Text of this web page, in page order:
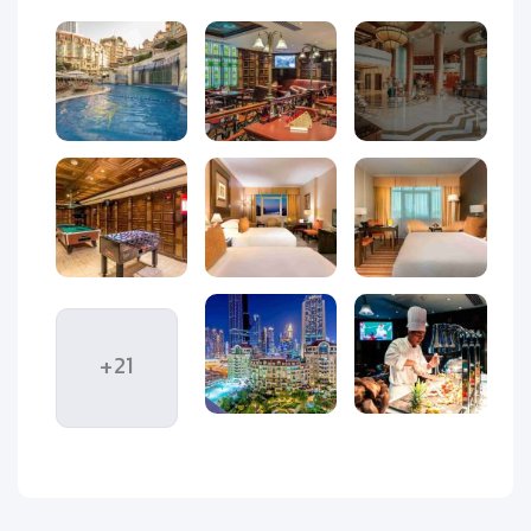
اقامتی لوکس در قلب دبی، روبه‌روی برج خلیفه
هتل سوئیس اوتل المروج دبییکی از شناخته‌شده‌ترین و
محبوب‌ترین هتل‌های ۵ ستاره شهر است که در مرکز اقتصادی و
توریستی دبی، روبه‌روی دبی مال و برج خلیفه قرار دارد. این هتل با
فضای سبز زیبا، محوطه‌های آبی و طراحی مدرن اروپایی، محیطی
لوکس و آرامش‌بخش برای مسافران فراهم کرده است. اگر به‌دنبال
اقامتی سطح بالا با دسترسی عالی به جاهای دیدنی دبی هستید،
سوئیس اوتل المروج گزینه‌ای بی‌نقص است. این هتل در خیابان
شیخ زاید، منطقه داون‌تاون دبی قرار گرفته و از نظر دسترسی به
مکان‌های تفریحی، خرید و حمل‌ونقل عمومی یکی از بهترین
انتخاب‌هاست.
معماری هتل تلفیقی از سبک اروپایی کلاسیک با رنگ‌بندی گرم و
+21